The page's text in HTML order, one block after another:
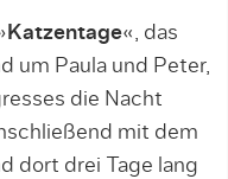
Katzentage«, das
um Paula und Peter,
die Nacht
mit dem
dort drei Tage lang